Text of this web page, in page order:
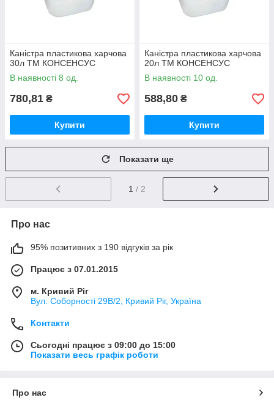
Каністра пластикова харчова
30л ТМ КОНСЕНСУС
В наявності 8 од.
780,81 ₴
Купити
Каністра пластикова харчова
20л ТМ КОНСЕНСУС
В наявності 10 од.
588,80 ₴
Купити
Показати ще
1 / 2
Про нас
95% позитивних з 190 відгуків за рік
Працює з 07.01.2015
м. Кривий Ріг
Вул. Соборності 29В/2, Кривий Ріг, Україна
Контакти
Сьогодні працює з 09:00 до 15:00
Показати весь графік роботи
Про нас